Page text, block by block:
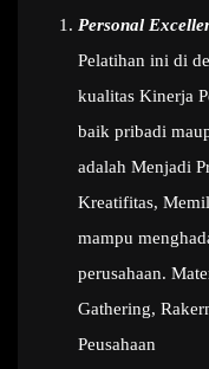
Personal
Pelatihan ini di
kualitas Kinerja
baik pribadi
adalah Menjadi
Kreatifitas,
mampu
perusahaan.
Gathering,
Peusahaan